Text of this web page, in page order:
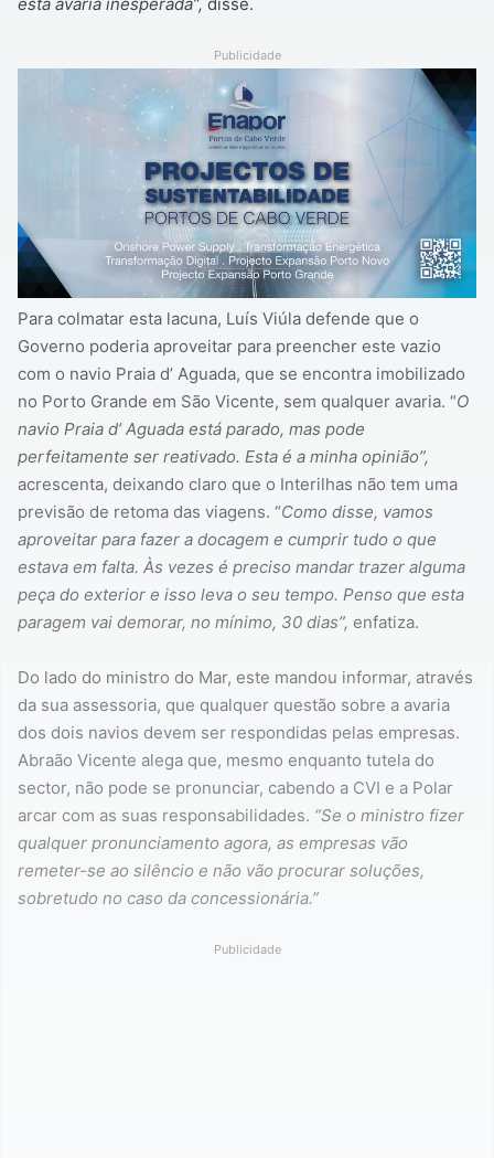
Publicidade
Para colmatar esta lacuna, Luís Viúla defende que o
Governo poderia aproveitar para preencher este vazio
com o navio Praia d’ Aguada, que se encontra imobilizado
no Porto Grande em São Vicente, sem qualquer avaria. “O
navio Praia d’ Aguada está parado, mas pode
perfeitamente ser reativado. Esta é a minha opinião”,
acrescenta, deixando claro que o Interilhas não tem uma
previsão de retoma das viagens. “Como disse, vamos
aproveitar para fazer a docagem e cumprir tudo o que
estava em falta. Às vezes é preciso mandar trazer alguma
peça do exterior e isso leva o seu tempo. Penso que esta
paragem vai demorar, no mínimo, 30 dias”, enfatiza.
Do lado do ministro do Mar, este mandou informar, através
da sua assessoria, que qualquer questão sobre a avaria
dos dois navios devem ser respondidas pelas empresas.
Abraão Vicente alega que, mesmo enquanto tutela do
sector, não pode se pronunciar, cabendo a CVI e a Polar
arcar com as suas responsabilidades. “Se o ministro fizer
qualquer pronunciamento agora, as empresas vão
remeter-se ao silêncio e não vão procurar soluções,
sobretudo no caso da concessionária.”
Publicidade